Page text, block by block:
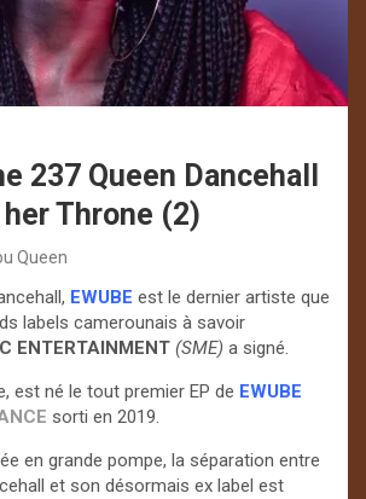
237 Queen Dancehall
Throne (2)
Queen
EWUBE est le dernier artiste que
labels camerounais à savoir
ENTERTAINMENT (SME) a signé.
est né le tout premier EP de EWUBE
sorti en 2019.
en grande pompe, la séparation entre
et son désormais ex label est